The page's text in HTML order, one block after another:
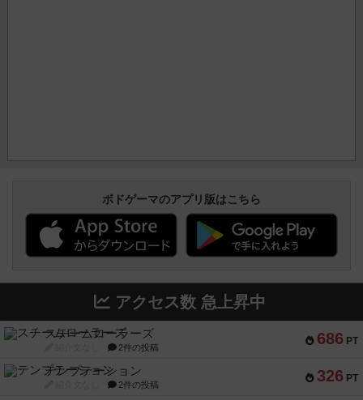
ボドゲーマのアプリ版はこちら
アクセス数 急上昇中
686 PT
スチームローラーズ
2件の投稿
326 PT
テンプテーション
2件の投稿